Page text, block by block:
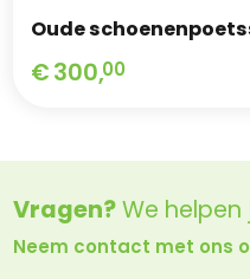
Oude
€300,00
Vragen?We
Neem contact met ons